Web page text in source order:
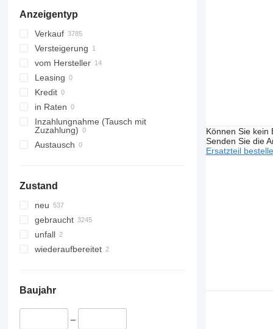
Anzeigentyp
Verkauf
Versteigerung
vom Hersteller
Leasing
Kredit
in Raten
Inzahlungnahme (Tausch mit
Zuzahlung)
Austausch
Zustand
neu
gebraucht
unfall
wiederaufbereitet
Baujahr
–
Können Sie kein
Senden Sie die
Ersatzteil